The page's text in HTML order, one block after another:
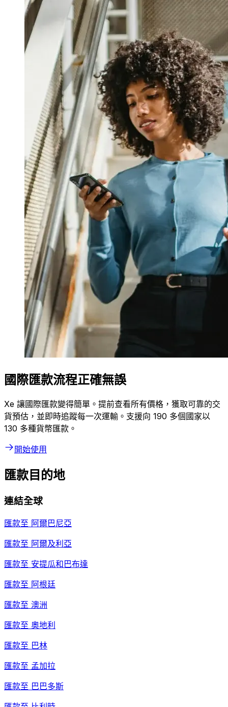
國際匯款流程正確無誤
Xe 讓國際匯款變得簡單。提前查看所有價格，獲取可靠的交
貨預估，並即時追蹤每一次運輸。支援向 190 多個國家以
130 多種貨幣匯款。
開始使用
匯款目的地
連結全球
匯款至 阿爾巴尼亞
匯款至 阿爾及利亞
匯款至 安提瓜和巴布達
匯款至 阿根廷
匯款至 澳洲
匯款至 奧地利
匯款至 巴林
匯款至 孟加拉
匯款至 巴巴多斯